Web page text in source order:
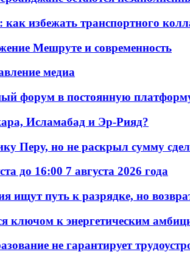
избежать транспортного
Мешруте и современность
медиа
форум в постоянную
Исламабад и Эр-Рияд?
Перу, но не раскрыл сумму
до 16:00 7 августа 2026 года
ищут путь к разрядке, но
ключом к энергетическим
не гарантирует